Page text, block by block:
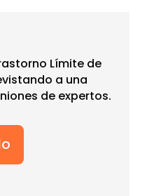
Límite de
a una
de expertos.